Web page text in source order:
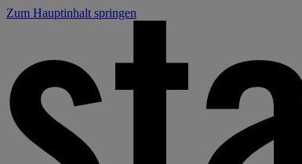
Zum Hauptinhalt springen